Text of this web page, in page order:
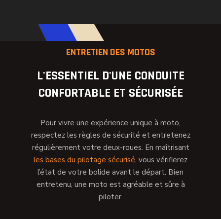
ENTRETIEN DES MOTOS
L'ESSENTIEL D'UNE CONDUITE
CONFORTABLE ET SÉCURISÉE
Pour vivre une expérience unique à moto,
respectez les règles de sécurité et entretenez
régulièrement votre deux-roues. En maîtrisant
les bases du pilotage sécurisé, vous vérifierez
l’état de votre bolide avant le départ. Bien
entretenu, une moto est agréable et sûre à
piloter.